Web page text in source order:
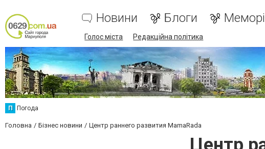
Новини Блоги
Голос міста Редакційна політика
П Погода
Головна Бізнес новини Центр раннего развития MamaRada